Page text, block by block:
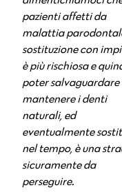
pazienti affetti da
malattia
sostituzione con
è più rischiosa e
poter salvaguardare
mantenere i denti
naturali, ed
eventualmente
nel tempo, è una
sicuramente da
perseguire.